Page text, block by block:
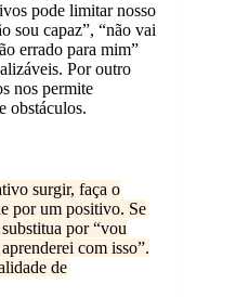
pode limitar nosso
sou capaz”, “não vai
errado para mim”
Por outro
nos permite
obstáculos.
surgir, faça o
por um positivo. Se
por “vou
com isso”.
de